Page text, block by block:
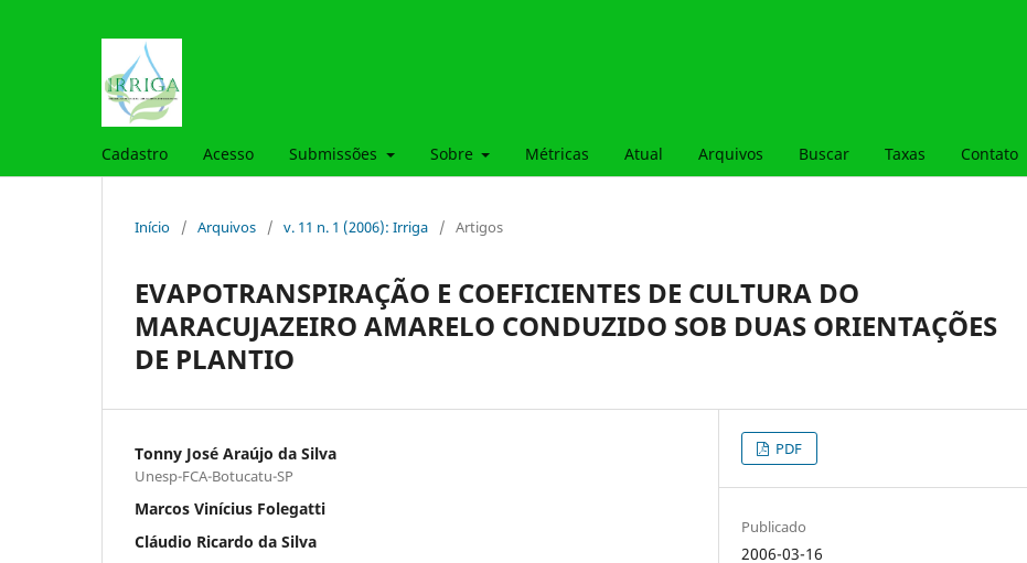
Cadastro Acesso Submissões Sobre Métricas Atual Arquivos Buscar Taxas Contato
Início / Arquivos / v. 11 n. 1 (2006): Irriga / Artigos
EVAPOTRANSPIRAÇÃO E COEFICIENTES DE CULTURA DO
MARACUJAZEIRO AMARELO CONDUZIDO SOB DUAS ORIENTAÇÕES
DE PLANTIO
Tonny José Araújo da Silva
Unesp-FCA-Botucatu-SP
Marcos Vinícius Folegatti
Cláudio Ricardo da Silva
PDF
Publicado
2006-03-16